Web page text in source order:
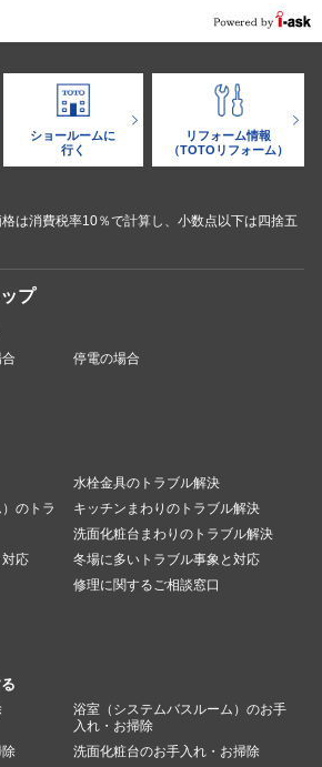
ショールームに
行く
リフォーム情報
（TOTOリフォーム）
は消費税率10％で計算し、小数点以下は四捨五
プ
停電の場合
水栓金具のトラブル解決
のトラ
キッチンまわりのトラブル解決
洗面化粧台まわりのトラブル解決
応
冬場に多いトラブル事象と対応
修理に関するご相談窓口
浴室（システムバスルーム）のお手
入れ・お掃除
洗面化粧台のお手入れ・お掃除